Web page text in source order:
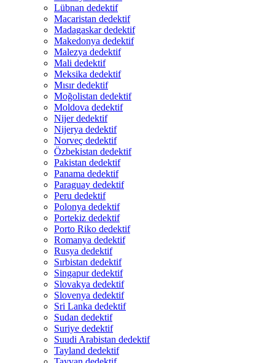
Lübnan dedektif
Macaristan dedektif
Madagaskar dedektif
Makedonya dedektif
Malezya dedektif
Mali dedektif
Meksika dedektif
Mısır dedektif
Moğolistan dedektif
Moldova dedektif
Nijer dedektif
Nijerya dedektif
Norveç dedektif
Özbekistan dedektif
Pakistan dedektif
Panama dedektif
Paraguay dedektif
Peru dedektif
Polonya dedektif
Portekiz dedektif
Porto Riko dedektif
Romanya dedektif
Rusya dedektif
Sırbistan dedektif
Singapur dedektif
Slovakya dedektif
Slovenya dedektif
Sri Lanka dedektif
Sudan dedektif
Suriye dedektif
Suudi Arabistan dedektif
Tayland dedektif